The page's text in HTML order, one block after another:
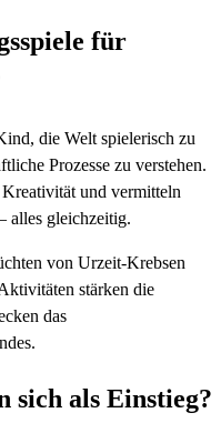
für
die Welt spielerisch zu
Prozesse zu verstehen.
und vermitteln
alles gleichzeitig.
von Urzeit-Krebsen
stärken die
das
sich als Einstieg?